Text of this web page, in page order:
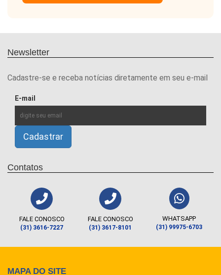
Newsletter
Cadastre-se e receba notícias diretamente em seu e-mail
E-mail
Contatos
FALE CONOSCO
(31) 3616-7227
FALE CONOSCO
(31) 3617-8101
WHATSAPP
(31) 99975-6703
MAPA DO SITE